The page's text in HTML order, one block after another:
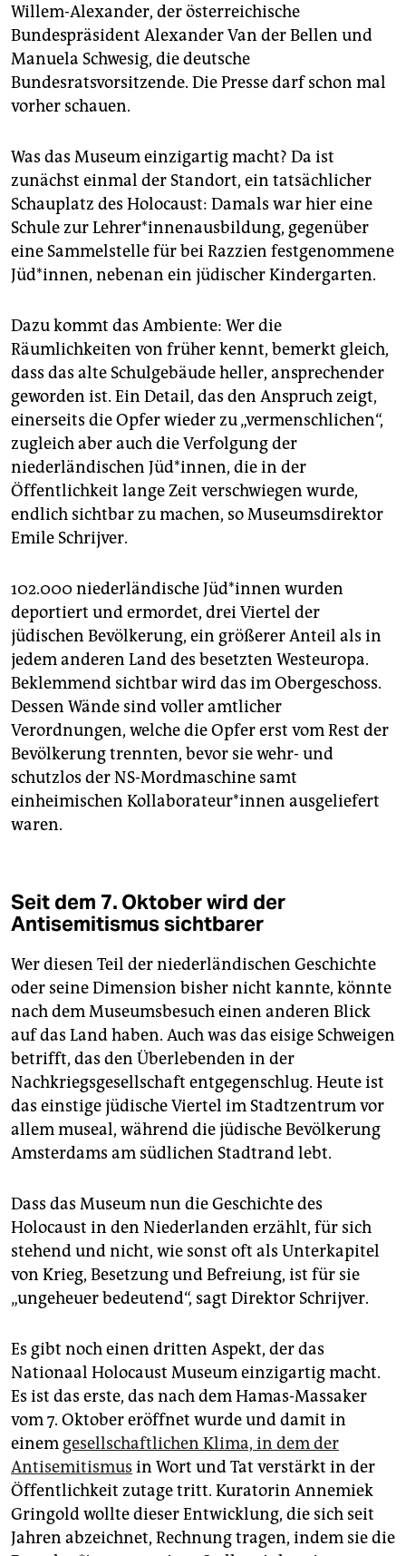
Willem-Alexander, der österreichische
Bundespräsident Alexander Van der Bellen und
Manuela Schwesig, die deutsche
Bundesratsvorsitzende. Die Presse darf schon mal
vorher schauen.
Was das Museum einzigartig macht? Da ist
zunächst einmal der Standort, ein tatsächlicher
Schauplatz des Holocaust: Damals war hier eine
Schule zur Leh­re­r*in­nen­aus­bildung, gegenüber
eine Sammelstelle für bei Razzien festgenommene
Jüd*innen, nebenan ein jüdischer Kindergarten.
Dazu kommt das Ambiente: Wer die
Räumlichkeiten von früher kennt, bemerkt gleich,
dass das alte Schulgebäude heller, ansprechender
geworden ist. Ein Detail, das den Anspruch zeigt,
einerseits die Opfer wieder zu „vermenschlichen“,
zugleich aber auch die Verfolgung der
niederländischen Jü­d*in­nen, die in der
Öffentlichkeit lange Zeit verschwiegen wurde,
endlich sichtbar zu machen, so Mu­seums­direk­tor
Emile Schrijver.
102.000 niederländische Jü­d*in­nen wurden
deportiert und ermordet, drei Viertel der
jüdischen Bevölkerung, ein größerer Anteil als in
jedem anderen Land des besetzten Westeuropa.
Beklemmend sichtbar wird das im Obergeschoss.
Dessen Wände sind voller amtlicher
Verordnungen, welche die Opfer erst vom Rest der
Bevölkerung trennten, bevor sie wehr- und
schutzlos der NS-Mordmaschine samt
einheimischen Kol­la­bo­ra­teu­r*in­nen ausgeliefert
waren.
Seit dem 7. Oktober wird der
Antisemitismus sichtbarer
Wer diesen Teil der niederländischen Geschichte
oder seine Dimension bisher nicht kannte, könnte
nach dem Museumsbesuch einen anderen Blick
auf das Land haben. Auch was das eisige Schweigen
betrifft, das den Überlebenden in der
Nachkriegsgesellschaft entgegenschlug. Heute ist
das einstige jüdische Viertel im Stadtzentrum vor
allem museal, während die jüdische Bevölkerung
Amsterdams am südlichen Stadtrand lebt.
Dass das Museum nun die Geschichte des
Holocaust in den Niederlanden erzählt, für sich
stehend und nicht, wie sonst oft als Unterkapitel
von Krieg, Besetzung und Befreiung, ist für sie
„ungeheuer bedeutend“, sagt Direktor Schrijver.
Es gibt noch einen dritten Aspekt, der das
Nationaal Holocaust Museum einzigartig macht.
Es ist das erste, das nach dem Hamas-Massaker
vom 7. Oktober eröffnet wurde und damit in
einem gesellschaftlichen Klima, in dem der
Antisemitismus in Wort und Tat verstärkt in der
Öffentlichkeit zutage tritt. Kuratorin Annemiek
Gringold wollte dieser Entwicklung, die sich seit
Jahren abzeichnet, Rechnung tragen, indem sie die